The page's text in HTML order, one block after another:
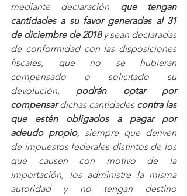
mediante declaración que tengan
cantidades a su favor generadas al 31
de diciembre de 2018 y sean declaradas
de conformidad con las disposiciones
fiscales, que no se hubieran
compensado o solicitado su
devolución, podrán optar por
compensar dichas cantidades contra las
que estén obligados a pagar por
adeudo propio, siempre que deriven
de impuestos federales distintos de los
que causen con motivo de la
importación, los administre la misma
autoridad y no tengan destino